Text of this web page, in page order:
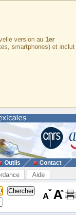
version au 1er
smartphones) et inclut
Outils Contact
Aide